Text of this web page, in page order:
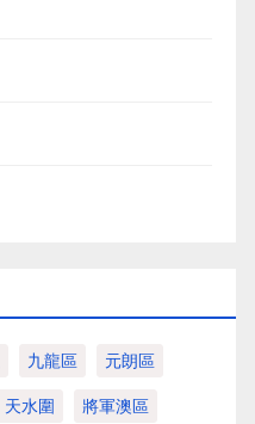
九龍區 元朗區
天水圍 將軍澳區